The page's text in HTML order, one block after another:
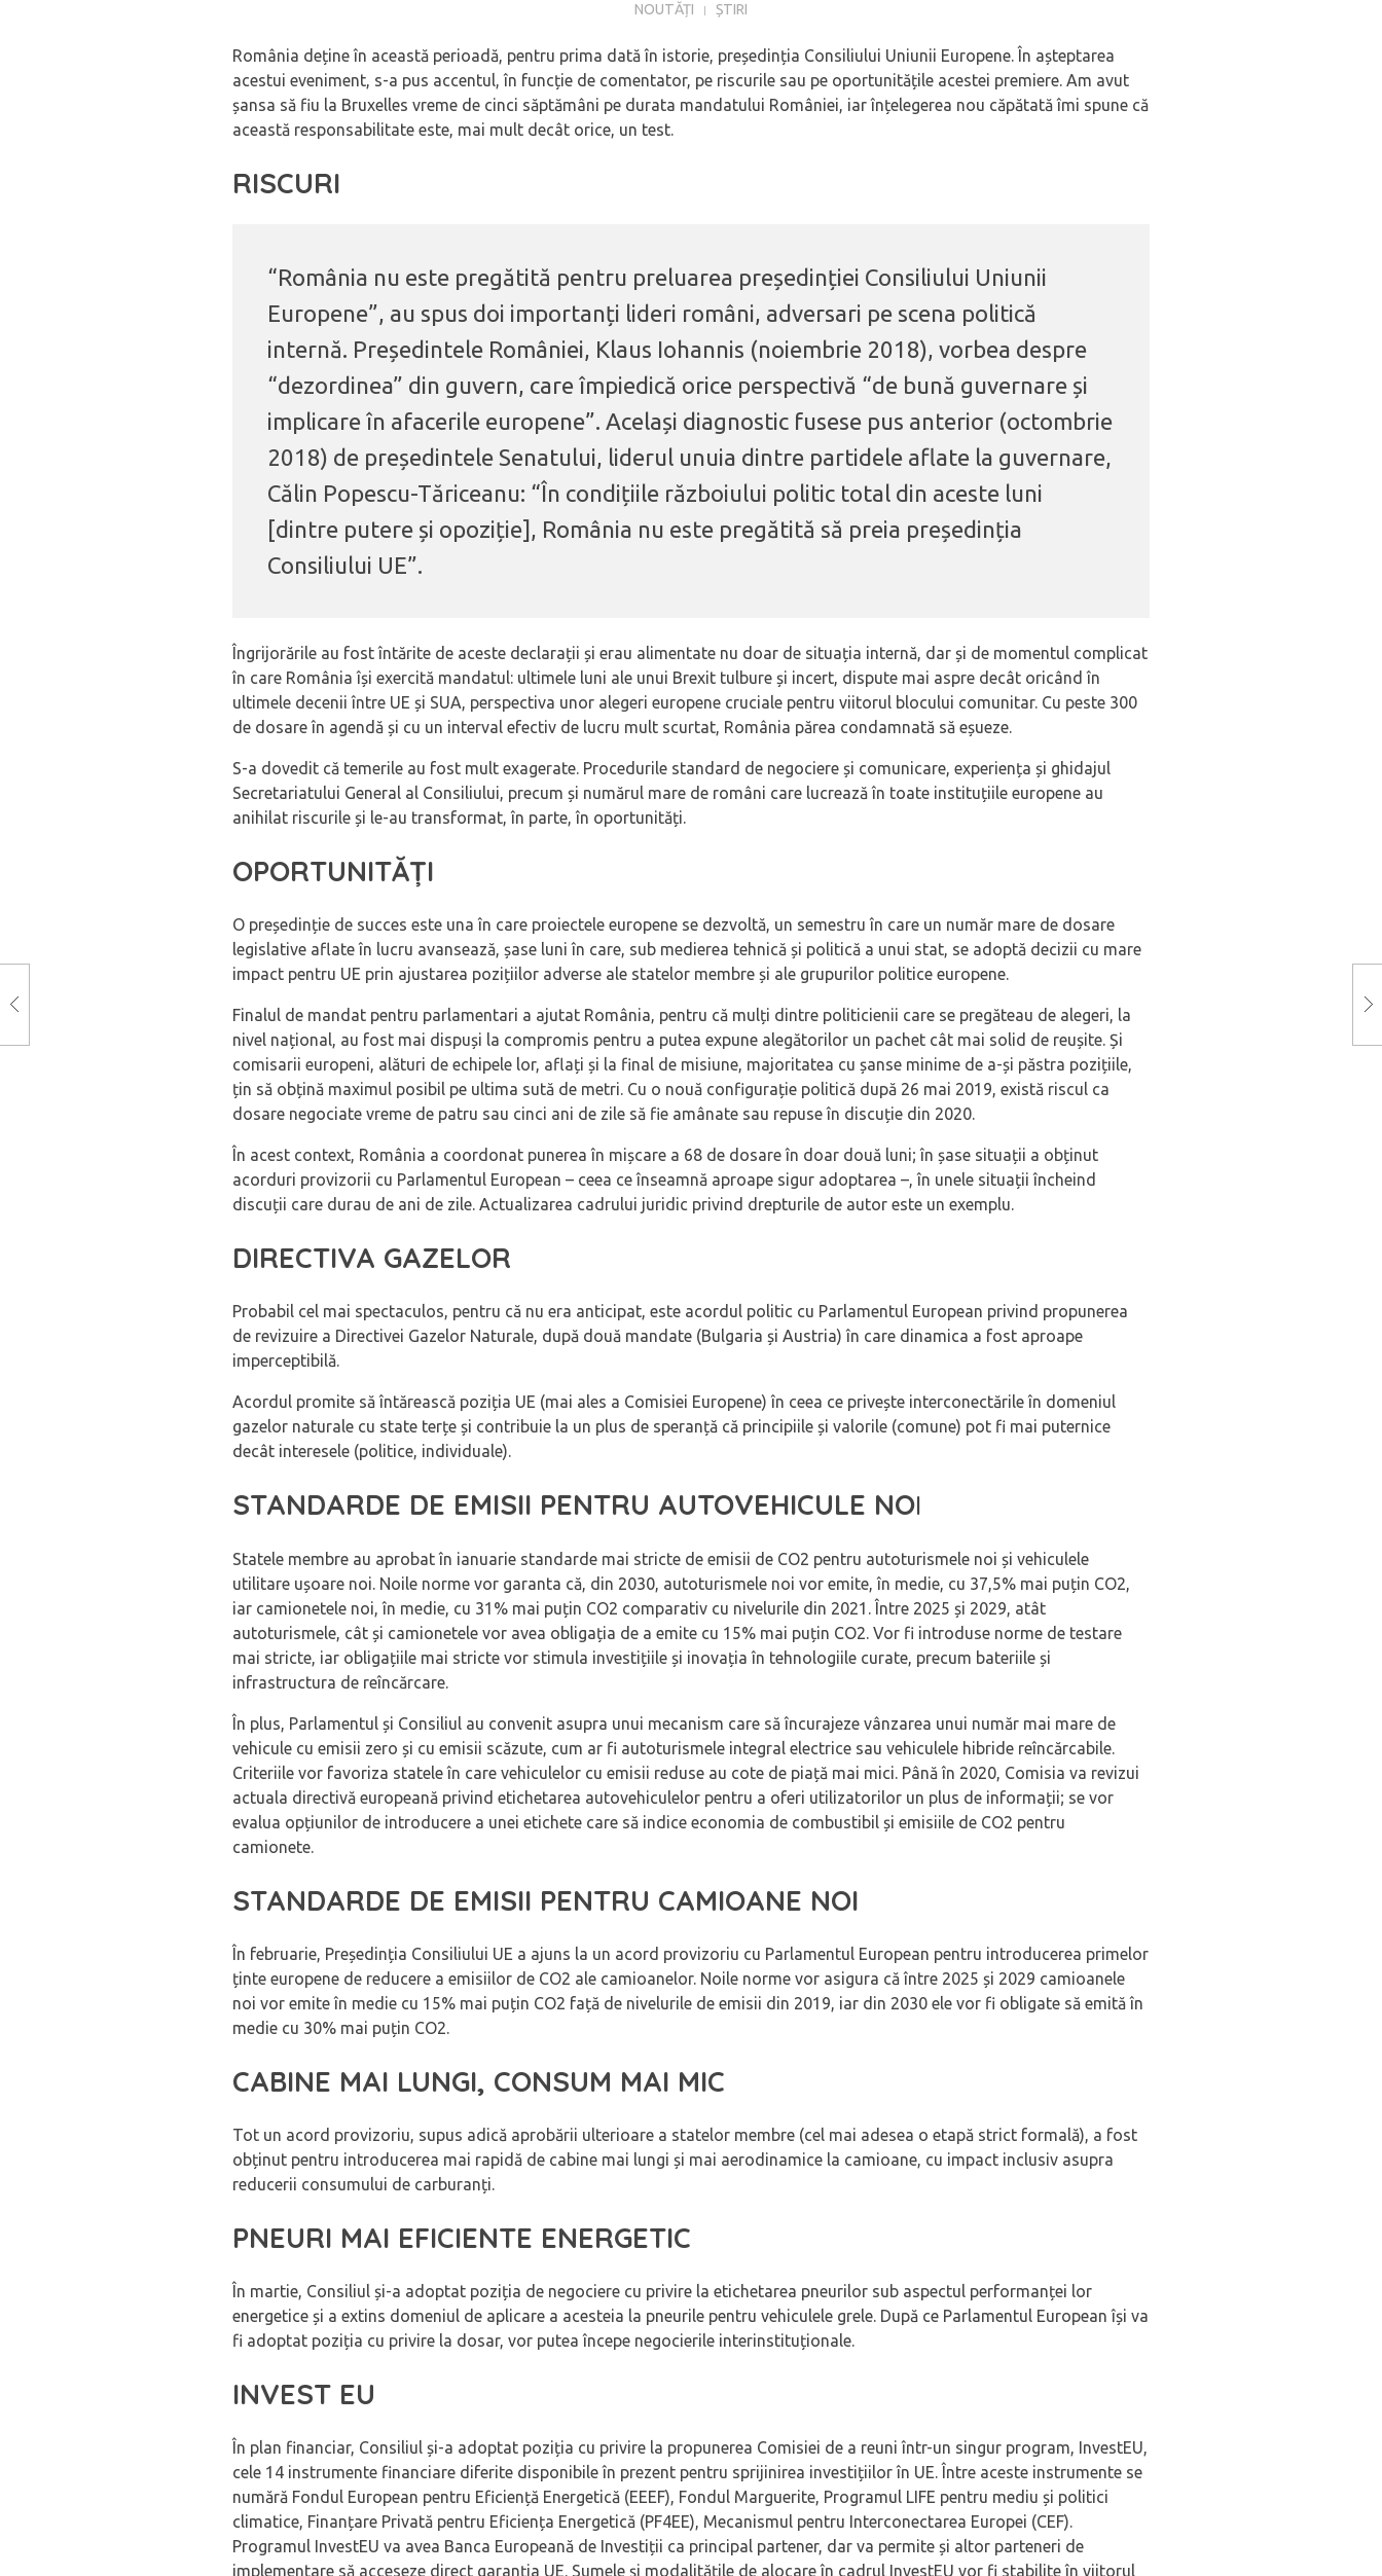
NOUTĂȚI ȘTIRI
România deține în această perioadă, pentru prima dată în istorie, președinția Consiliului Uniunii Europene. În așteptarea
acestui eveniment, s-a pus accentul, în funcție de comentator, pe riscurile sau pe oportunitățile acestei premiere. Am avut
șansa să fiu la Bruxelles vreme de cinci săptămâni pe durata mandatului României, iar înțelegerea nou căpătată îmi spune că
această responsabilitate este, mai mult decât orice, un test.
RISCURI
“România nu este pregătită pentru preluarea președinției Consiliului Uniunii
Europene”, au spus doi importanți lideri români, adversari pe scena politică
internă. Președintele României, Klaus Iohannis (noiembrie 2018), vorbea despre
“dezordinea” din guvern, care împiedică orice perspectivă “de bună guvernare și
implicare în afacerile europene”. Același diagnostic fusese pus anterior (octombrie
2018) de președintele Senatului, liderul unuia dintre partidele aflate la guvernare,
Călin Popescu-Tăriceanu: “În condițiile războiului politic total din aceste luni
[dintre putere și opoziție], România nu este pregătită să preia președinția
Consiliului UE”.
Îngrijorările au fost întărite de aceste declarații și erau alimentate nu doar de situația internă, dar și de momentul complicat
în care România își exercită mandatul: ultimele luni ale unui Brexit tulbure și incert, dispute mai aspre decât oricând în
ultimele decenii între UE și SUA, perspectiva unor alegeri europene cruciale pentru viitorul blocului comunitar. Cu peste 300
de dosare în agendă și cu un interval efectiv de lucru mult scurtat, România părea condamnată să eșueze.
S-a dovedit că temerile au fost mult exagerate. Procedurile standard de negociere și comunicare, experiența și ghidajul
Secretariatului General al Consiliului, precum și numărul mare de români care lucrează în toate instituțiile europene au
anihilat riscurile și le-au transformat, în parte, în oportunități.
OPORTUNITĂȚI
O președinție de succes este una în care proiectele europene se dezvoltă, un semestru în care un număr mare de dosare
legislative aflate în lucru avansează, șase luni în care, sub medierea tehnică și politică a unui stat, se adoptă decizii cu mare
impact pentru UE prin ajustarea pozițiilor adverse ale statelor membre și ale grupurilor politice europene.
Finalul de mandat pentru parlamentari a ajutat România, pentru că mulți dintre politicienii care se pregăteau de alegeri, la
nivel național, au fost mai dispuși la compromis pentru a putea expune alegătorilor un pachet cât mai solid de reușite. Și
comisarii europeni, alături de echipele lor, aflați și la final de misiune, majoritatea cu șanse minime de a-și păstra pozițiile,
țin să obțină maximul posibil pe ultima sută de metri. Cu o nouă configurație politică după 26 mai 2019, există riscul ca
dosare negociate vreme de patru sau cinci ani de zile să fie amânate sau repuse în discuție din 2020.
În acest context, România a coordonat punerea în mișcare a 68 de dosare în doar două luni; în șase situații a obținut
acorduri provizorii cu Parlamentul European – ceea ce înseamnă aproape sigur adoptarea –, în unele situații încheind
discuții care durau de ani de zile. Actualizarea cadrului juridic privind drepturile de autor este un exemplu.
DIRECTIVA GAZELOR
Probabil cel mai spectaculos, pentru că nu era anticipat, este acordul politic cu Parlamentul European privind propunerea
de revizuire a Directivei Gazelor Naturale, după două mandate (Bulgaria și Austria) în care dinamica a fost aproape
imperceptibilă.
Acordul promite să întărească poziția UE (mai ales a Comisiei Europene) în ceea ce privește interconectările în domeniul
gazelor naturale cu state terțe și contribuie la un plus de speranță că principiile și valorile (comune) pot fi mai puternice
decât interesele (politice, individuale).
STANDARDE DE EMISII PENTRU AUTOVEHICULE NOI
Statele membre au aprobat în ianuarie standarde mai stricte de emisii de CO2 pentru autoturismele noi și vehiculele
utilitare ușoare noi. Noile norme vor garanta că, din 2030, autoturismele noi vor emite, în medie, cu 37,5% mai puțin CO2,
iar camionetele noi, în medie, cu 31% mai puțin CO2 comparativ cu nivelurile din 2021. Între 2025 și 2029, atât
autoturismele, cât și camionetele vor avea obligația de a emite cu 15% mai puțin CO2. Vor fi introduse norme de testare
mai stricte, iar obligațiile mai stricte vor stimula investițiile și inovația în tehnologiile curate, precum bateriile și
infrastructura de reîncărcare.
În plus, Parlamentul și Consiliul au convenit asupra unui mecanism care să încurajeze vânzarea unui număr mai mare de
vehicule cu emisii zero și cu emisii scăzute, cum ar fi autoturismele integral electrice sau vehiculele hibride reîncărcabile.
Criteriile vor favoriza statele în care vehiculelor cu emisii reduse au cote de piață mai mici. Până în 2020, Comisia va revizui
actuala directivă europeană privind etichetarea autovehiculelor pentru a oferi utilizatorilor un plus de informații; se vor
evalua opțiunilor de introducere a unei etichete care să indice economia de combustibil și emisiile de CO2 pentru
camionete.
STANDARDE DE EMISII PENTRU CAMIOANE NOI
În februarie, Președinția Consiliului UE a ajuns la un acord provizoriu cu Parlamentul European pentru introducerea primelor
ținte europene de reducere a emisiilor de CO2 ale camioanelor. Noile norme vor asigura că între 2025 și 2029 camioanele
noi vor emite în medie cu 15% mai puțin CO2 față de nivelurile de emisii din 2019, iar din 2030 ele vor fi obligate să emită în
medie cu 30% mai puțin CO2.
CABINE MAI LUNGI, CONSUM MAI MIC
Tot un acord provizoriu, supus adică aprobării ulterioare a statelor membre (cel mai adesea o etapă strict formală), a fost
obținut pentru introducerea mai rapidă de cabine mai lungi și mai aerodinamice la camioane, cu impact inclusiv asupra
reducerii consumului de carburanți.
PNEURI MAI EFICIENTE ENERGETIC
În martie, Consiliul și-a adoptat poziția de negociere cu privire la etichetarea pneurilor sub aspectul performanței lor
energetice și a extins domeniul de aplicare a acesteia la pneurile pentru vehiculele grele. După ce Parlamentul European își va
fi adoptat poziția cu privire la dosar, vor putea începe negocierile interinstituționale.
INVEST EU
În plan financiar, Consiliul și-a adoptat poziția cu privire la propunerea Comisiei de a reuni într-un singur program, InvestEU,
cele 14 instrumente financiare diferite disponibile în prezent pentru sprijinirea investițiilor în UE. Între aceste instrumente se
numără Fondul European pentru Eficiență Energetică (EEEF), Fondul Marguerite, Programul LIFE pentru mediu și politici
climatice, Finanțare Privată pentru Eficiența Energetică (PF4EE), Mecanismul pentru Interconectarea Europei (CEF).
Programul InvestEU va avea Banca Europeană de Investiții ca principal partener, dar va permite și altor parteneri de
implementare să acceseze direct garanția UE. Sumele și modalitățile de alocare în cadrul InvestEU vor fi stabilite în viitorul